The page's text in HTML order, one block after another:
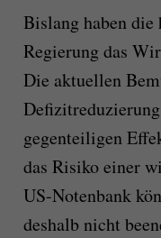
Bislang haben die
Regierung das
Die aktuellen
gegenteiligen
das Risiko einer
US-Notenbank
deshalb nicht